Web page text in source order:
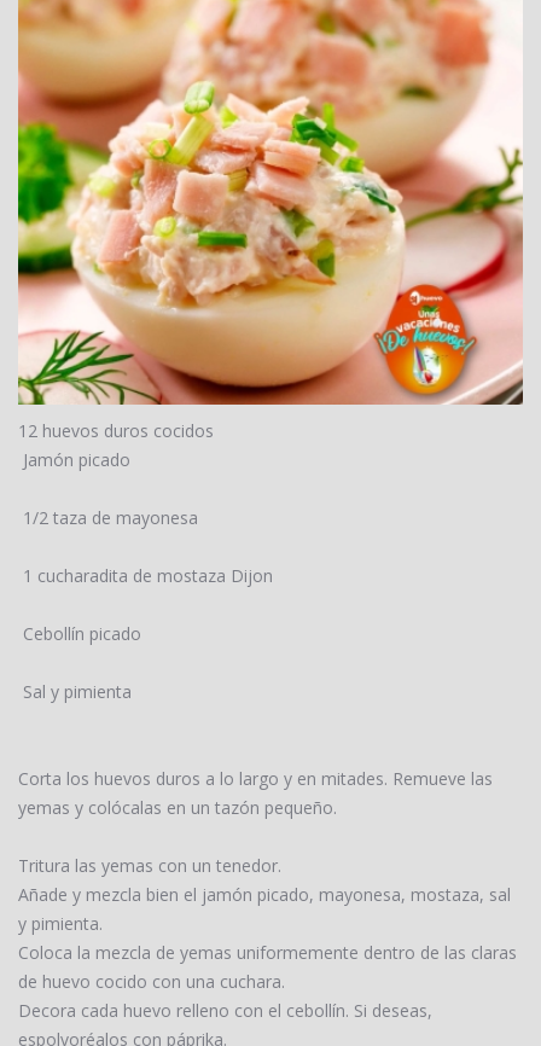
12 huevos duros cocidos
Jamón picado
1/2 taza de mayonesa
1 cucharadita de mostaza Dijon
Cebollín picado
Sal y pimienta
Corta los huevos duros a lo largo y en mitades. Remueve las
yemas y colócalas en un tazón pequeño.
Tritura las yemas con un tenedor.
Añade y mezcla bien el jamón picado, mayonesa, mostaza, sal
y pimienta.
Coloca la mezcla de yemas uniformemente dentro de las claras
de huevo cocido con una cuchara.
Decora cada huevo relleno con el cebollín. Si deseas,
espolvoréalos con páprika.